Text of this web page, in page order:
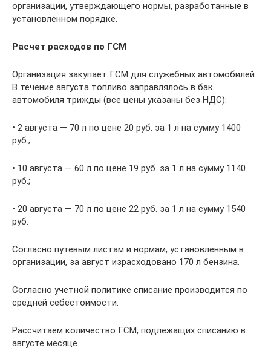
организации, утверждающего нормы, разработанные в
установленном порядке.
Расчет расходов по ГСМ
Организация закупает ГСМ для служебных автомобилей.
В течение августа топливо заправлялось в бак
автомобиля трижды (все цены указаны без НДС):
• 2 августа — 70 л по цене 20 руб. за 1 л на сумму 1400
руб.;
• 10 августа — 60 л по цене 19 руб. за 1 л на сумму 1140
руб.;
• 20 августа — 70 л по цене 22 руб. за 1 л на сумму 1540
руб.
Согласно путевым листам и нормам, установленным в
организации, за август израсходовано 170 л бензина.
Согласно учетной политике списание производится по
средней себестоимости.
Рассчитаем количество ГСМ, подлежащих списанию в
августе месяце.